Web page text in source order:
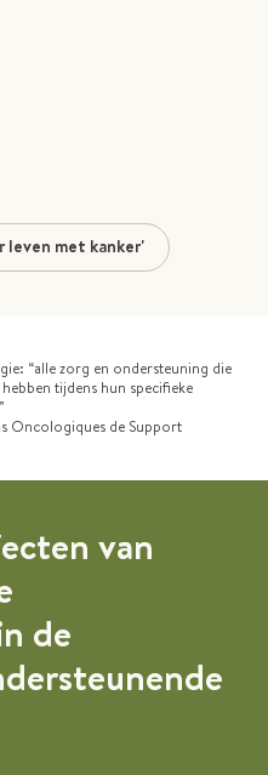
leven met kanker'
“alle zorg en ondersteuning die
tijdens hun specifieke
Oncologiques de Support
van
de